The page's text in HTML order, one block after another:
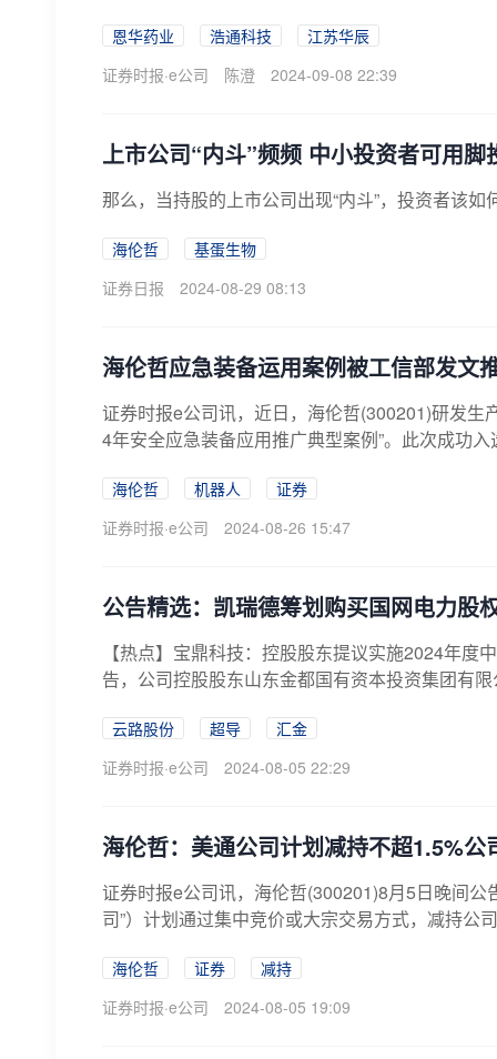
恩华药业 浩通科技
江苏华辰
证券时报·e公司
陈澄 2024-09-08 22:39
上市公司“内斗”频频 中小投资者可用脚
那么，当持股的上市公司出现“内斗”，投资者该
海伦哲
基蛋生物
证券日报
2024-08-29 08:13
海伦哲应急装备运用案例被工信部发文
证券时报e公司讯，近日，海伦哲(300201)研发生
4年安全应急装备应用推广典型案例”。此次成功
海伦哲 机器人
证券
证券时报·e公司
2024-08-26 15:47
公告精选：凯瑞德筹划购买国网电力股
【热点】宝鼎科技：控股股东提议实施2024年
告，公司控股股东山东金都国有资本投资集团有
云路股份 超导
汇金
证券时报·e公司
2024-08-05 22:29
海伦哲：美通公司计划减持不超1.5%公
证券时报e公司讯，海伦哲(300201)8月5日晚间
司”）计划通过集中竞价或大宗交易方式，减持公
海伦哲 证券
减持
证券时报·e公司
2024-08-05 19:09